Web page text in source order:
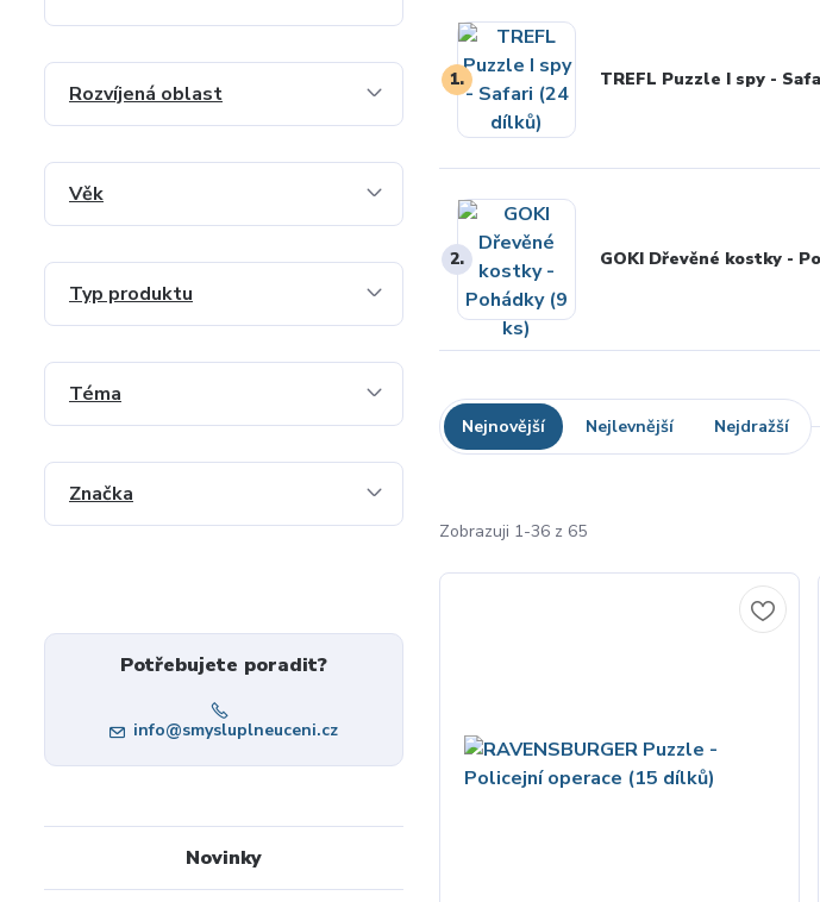
1. TREFL Puzzle I spy -
2. GOKI Dřevěné kostky -
Nejnovější Nejlevnější Nejdražší
Zobrazuji 1-36 z 65
Rozvíjená oblast
Věk
Typ produktu
Téma
Značka
Potřebujete poradit?
info@smysluplneuceni.cz
Novinky